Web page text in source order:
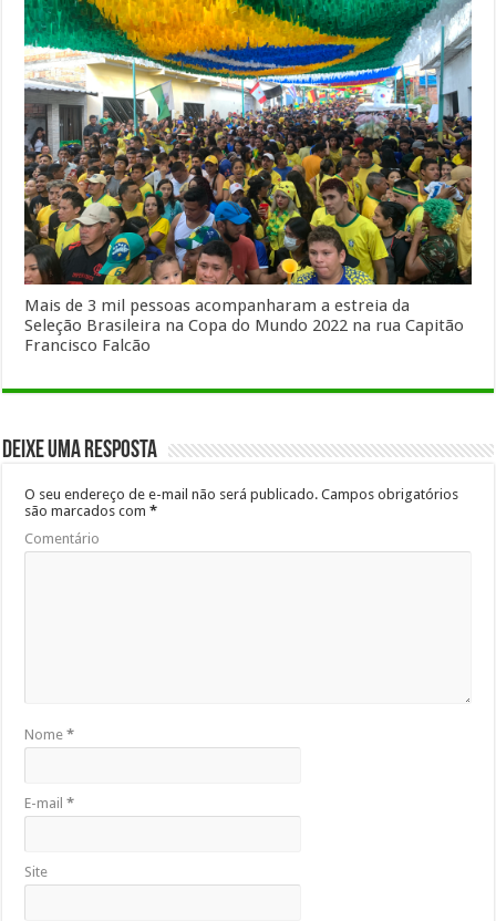
Mais de 3 mil pessoas acompanharam a estreia da
Seleção Brasileira na Copa do Mundo 2022 na rua Capitão
Francisco Falcão
Deixe uma resposta
O seu endereço de e-mail não será publicado. Campos obrigatórios
são marcados com*
Comentário
Nome*
E-mail*
Site